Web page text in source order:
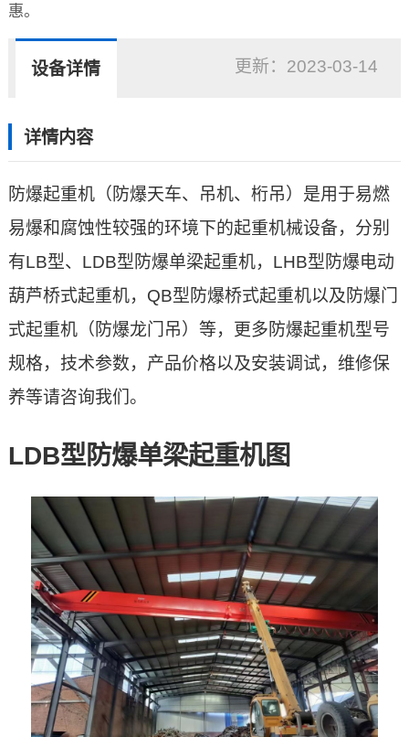
惠。
设备详情 更新： 2023-03-14
详情内容
防爆起重机（防爆天车、吊机、桁吊）是用于易燃
易爆和腐蚀性较强的环境下的起重机械设备，分别
有LB型、LDB型防爆单梁起重机，LHB型 防爆电动
葫芦桥式起重机，QB型 防爆桥式起重机以及 防爆门
式起重机（防爆龙门吊）等，更多防爆起重机型号
规格，技术参数，产品价格以及安装调试，维修保
养等请咨询我们。
LDB型防爆单梁起重机图